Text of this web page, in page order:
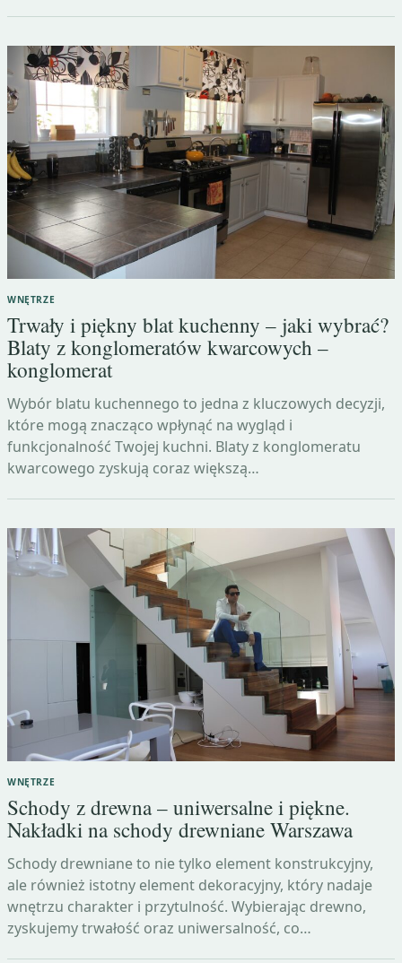
WNĘTRZE
Trwały i piękny blat kuchenny – jaki wybrać?
Blaty z konglomeratów kwarcowych –
konglomerat
Wybór blatu kuchennego to jedna z kluczowych decyzji,
które mogą znacząco wpłynąć na wygląd i
funkcjonalność Twojej kuchni. Blaty z konglomeratu
kwarcowego zyskują coraz większą…
WNĘTRZE
Schody z drewna – uniwersalne i piękne.
Nakładki na schody drewniane Warszawa
Schody drewniane to nie tylko element konstrukcyjny,
ale również istotny element dekoracyjny, który nadaje
wnętrzu charakter i przytulność. Wybierając drewno,
zyskujemy trwałość oraz uniwersalność, co…